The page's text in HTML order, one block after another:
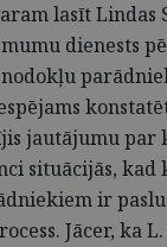
lasīt Lindas
dienests
jautājumu par
situācijās, kad
ir
Jācer, ka